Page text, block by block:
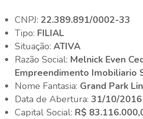
CNPJ: 22.389.891/0002-33
Tipo: FILIAL
Situação:ATIVA
Razão Social: Melnick Even
Empreendimento Imobiliario
Nome Fantasia: Grand Park
Data de Abertura:31/10/2016
Capital Social: R$